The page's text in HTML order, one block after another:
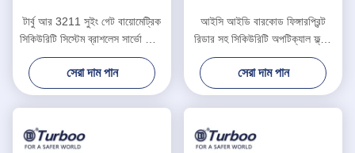
টার্বু আর 3211 সুইং গেট বায়োমেট্রিক
সিকিউরিটি সিস্টেম ব্রাশলেস সার্ভো মোটর
100w
সেরা দাম পান
আইসি আইডি বারকোড ফিঙ্গারপ্রিন্ট
রিডার সহ সিকিউরিটি অপটিক্যাল ফ্ল্যাপ
ব্যারিয়ার গেট
সেরা দাম পান